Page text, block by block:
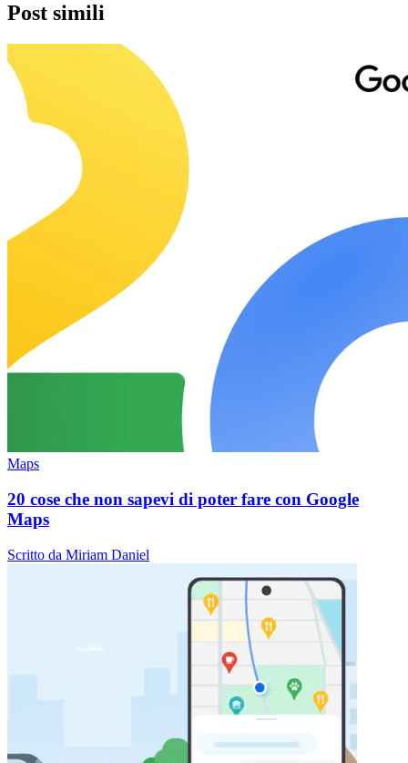
Post simili
Maps
20 cose che non sapevi di poter fare con Google
Maps
Scritto da Miriam Daniel